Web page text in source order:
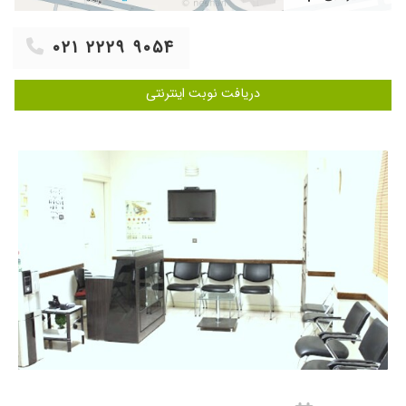
دادند و بهخوبی به مشکل انحراف چشم من
کاربردی بود و احساس کردم که در دستان یک
به همه توصیه میکنم که به ایشان مراجعه کنند.
بسیار عالی_ خشکی چشم ۱۴۰۱/۰۳/۲۶
خیلی با حوصله و عالی هستن
فوق العاده ۱۳۹۹/۱۱/۲۷
ویزیت شدم ۱۴۰۳/۰۳/۲۶
فعلا که یک جلسه مادرم روبردم منتظر نتیجه هستم ۱۴۰۰/۱۲/۲۱
ایشان فوق العاده دکتر باتجربه و خوبی هستن ۱۴۰۴/۰۲/۲۱
بسیار عالی ۱۴۰۲/۰۳/۲۴
آب سیاه ۱۴۰۲/۰۹/۱۵
بسیار خوش اخلاق و تشخیصشون عالیه خانم
ممنون از همگی
۱۴۰۵/۰۲/۱۹
۰۲۱ ۲۲۲۹ ۹۰۵۴
دریافت نوبت اینترنتی